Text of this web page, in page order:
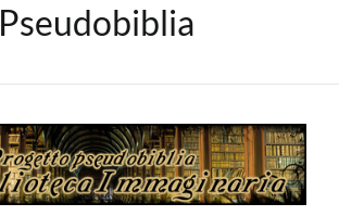
Pseudobiblia